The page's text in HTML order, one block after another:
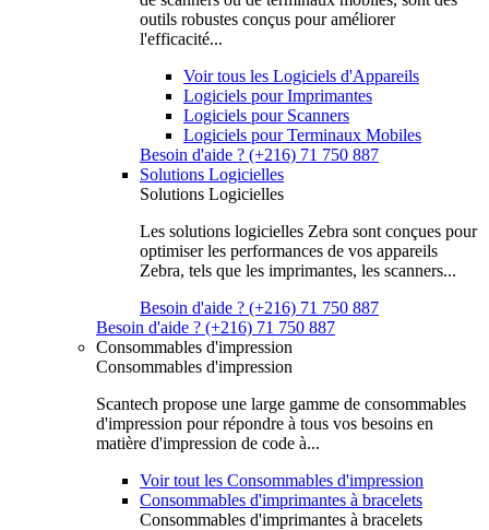
outils robustes conçus pour améliorer
l'efficacité...
Voir tous les Logiciels d'Appareils
Logiciels pour Imprimantes
Logiciels pour Scanners
Logiciels pour Terminaux Mobiles
Besoin d'aide ? (+216) 71 750 887
Solutions Logicielles
Solutions Logicielles
Les solutions logicielles Zebra sont conçues pour
optimiser les performances de vos appareils
Zebra, tels que les imprimantes, les scanners...
Besoin d'aide ? (+216) 71 750 887
Besoin d'aide ? (+216) 71 750 887
Consommables d'impression
Consommables d'impression
Scantech propose une large gamme de consommables
d'impression pour répondre à tous vos besoins en
matière d'impression de code à...
Voir tout les Consommables d'impression
Consommables d'imprimantes à bracelets
Consommables d'imprimantes à bracelets